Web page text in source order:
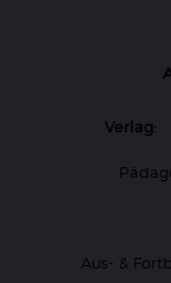
Verlag:
Aus- &